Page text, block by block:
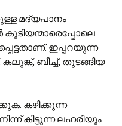
മദ്യപാനം
ഇപ്പറയുന്ന
ബീച്ച്, തുടങ്ങിയ
കഴിക്കുന്ന
കിട്ടുന്ന ലഹരിയും